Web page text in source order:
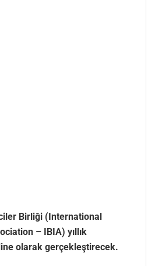
Birliği (International
– IBIA) yıllık
olarak gerçekleştirecek.